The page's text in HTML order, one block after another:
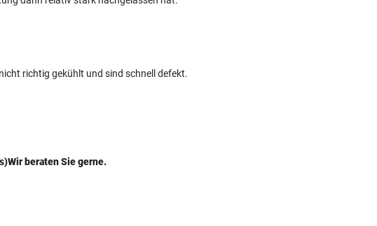
richtig gekühlt und sind schnell defekt.
beraten Sie gerne.